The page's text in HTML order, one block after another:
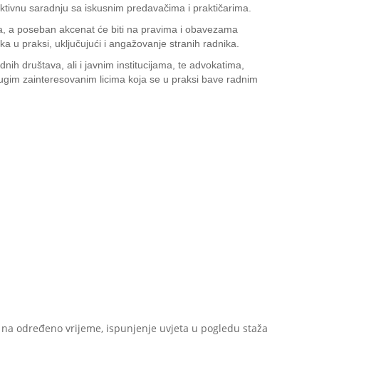
saradnju sa iskusnim predavačima i praktičarima.
a poseban akcenat će biti na pravima i obavezama
u praksi, uključujući i angažovanje stranih radnika.
društava, ali i javnim institucijama, te advokatima,
zainteresovanim licima koja se u praksi bave radnim
određeno vrijeme, ispunjenje uvjeta u pogledu staža